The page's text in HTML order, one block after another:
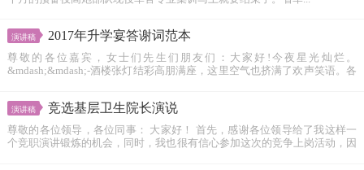
演讲稿 2017年升学宴答谢词范本
尊敬的各位嘉宾，女士们先生们朋友们：大家好!今夜星光灿烂。
&mdash;&mdash;-酒楼张灯结彩高朋满座，这里空气也挤满了欢声笑语。各
演讲稿 竞选基层卫生院长演说
尊敬的各位领导，各位同事： 大家好！ 首先，感谢各位领导给了我这样一
个竞职演讲锻炼的机会，同时，我也很有信心参加这次的竞争上岗活动，因